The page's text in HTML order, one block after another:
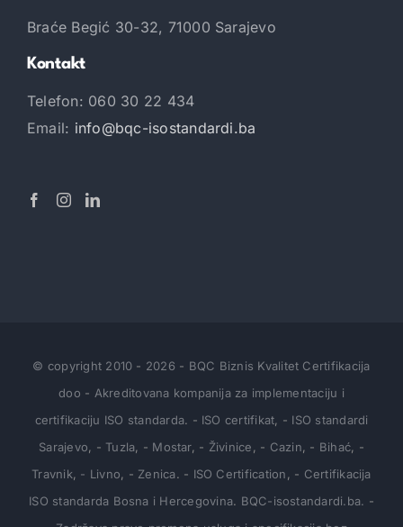
Braće Begić 30-32, 71000 Sarajevo
Kontakt
Telefon: 060 30 22 434
Email: info@bqc-isostandardi.ba
© copyright 2010 - 2026 - BQC Biznis Kvalitet Certifikacija
doo - Akreditovana kompanija za implementaciju i
certifikaciju ISO standarda. - ISO certifikat, - ISO standardi
Sarajevo, - Tuzla, - Mostar, - Živinice, - Cazin, - Bihać, -
Travnik, - Livno, - Zenica. - ISO Certification, - Certifikacija
ISO standarda Bosna i Hercegovina. BQC-isostandardi.ba. -